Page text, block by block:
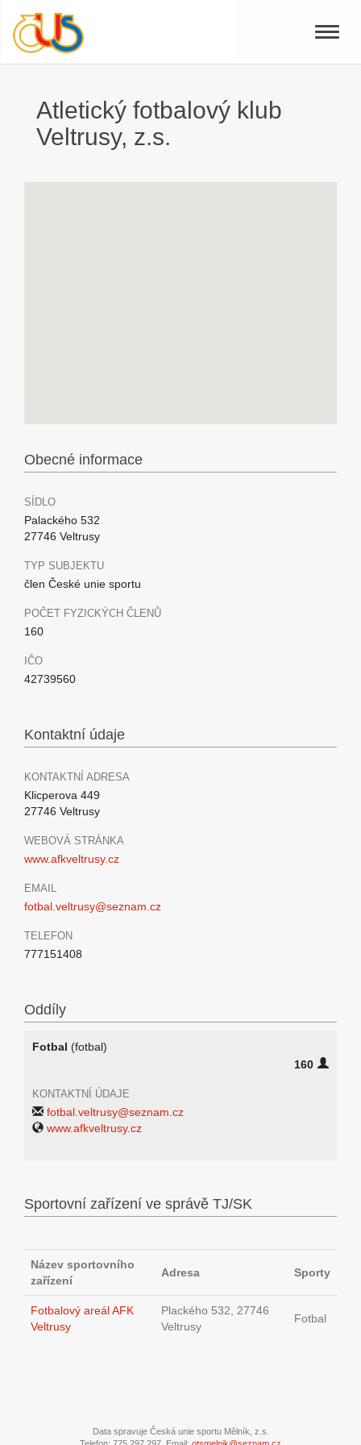
Toggle
Atletický fotbalový klub
Veltrusy, z.s.
Obecné informace
SÍDLO
Palackého 532
27746 Veltrusy
TYP SUBJEKTU
člen České unie sportu
POČET FYZICKÝCH ČLENŮ
160
IČO
42739560
Kontaktní údaje
KONTAKTNÍ ADRESA
Klicperova 449
27746 Veltrusy
WEBOVÁ STRÁNKA
www.afkveltrusy.cz
EMAIL
fotbal.veltrusy@seznam.cz
TELEFON
777151408
Oddíly
Fotbal (fotbal)
160
KONTAKTNÍ ÚDAJE
fotbal.veltrusy@seznam.cz
www.afkveltrusy.cz
Sportovní zařízení ve správě TJ/SK
Název sportovního
zařízení
Adresa Sporty
Fotbalový areál AFK
Veltrusy
Plackého 532, 27746
Veltrusy
Fotbal
Data spravuje Česká unie sportu Mělník, z.s.